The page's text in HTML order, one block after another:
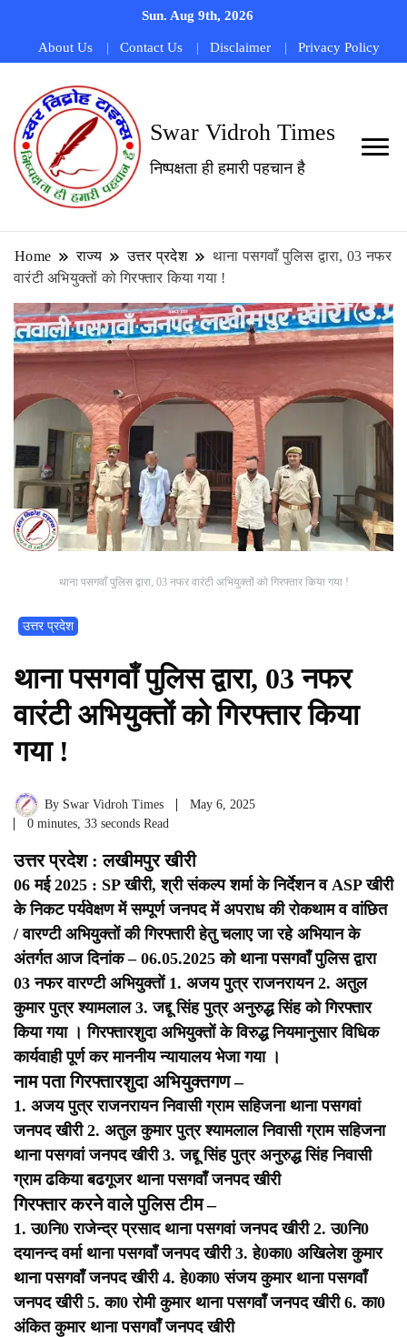
Sun. Aug 9th, 2026
About Us Contact Us Disclaimer Privacy Policy
Swar Vidroh Times
निष्पक्षता ही हमारी पहचान है
Home राज्य उत्तर प्रदेश
थाना पसगवाँ पुलिस द्वारा, 03 नफर
वारंटी अभियुक्तों को गिरफ्तार किया गया !
थाना पसगवाँ पुलिस द्वारा, 03 नफर वारंटी अभियुक्तों को गिरफ्तार किया गया !
उत्तर प्रदेश
थाना पसगवाँ पुलिस द्वारा, 03 नफर
वारंटी अभियुक्तों को गिरफ्तार किया
गया !
By Swar Vidroh Times
May 6, 2025
0 minutes, 33 seconds Read
उत्तर प्रदेश : लखीमपुर खीरी
06 मई 2025 : SP खीरी, श्री संकल्प शर्मा के निर्देशन व ASP खीरी
के निकट पर्यवेक्षण में सम्पूर्ण जनपद में अपराध की रोकथाम व वांछित
/ वारण्टी अभियुक्तों की गिरफ्तारी हेतु चलाए जा रहे अभियान के
अंतर्गत आज दिनांक – 06.05.2025 को थाना पसगवाँ पुलिस द्वारा
03 नफर वारण्टी अभियुक्तों 1. अजय पुत्र राजनरायन 2. अतुल
कुमार पुत्र श्यामलाल 3. जद्दू सिंह पुत्र अनुरुद्ध सिंह को गिरफ्तार
किया गया । गिरफ्तारशुदा अभियुक्तों के विरुद्ध नियमानुसार विधिक
कार्यवाही पूर्ण कर माननीय न्यायालय भेजा गया ।
नाम पता गिरफ्तारशुदा अभियुक्तगण –
1. अजय पुत्र राजनरायन निवासी ग्राम सहिजना थाना पसगवां
जनपद खीरी 2. अतुल कुमार पुत्र श्यामलाल निवासी ग्राम सहिजना
थाना पसगवां जनपद खीरी 3. जद्दू सिंह पुत्र अनुरुद्ध सिंह निवासी
ग्राम ढकिया बढगूजर थाना पसगवाँ जनपद खीरी
गिरफ्तार करने वाले पुलिस टीम –
1. उ0नि0 राजेन्द्र प्रसाद थाना पसगवां जनपद खीरी 2. उ0नि0
दयानन्द वर्मा थाना पसगवाँ जनपद खीरी 3. हे0का0 अखिलेश कुमार
थाना पसगवाँ जनपद खीरी 4. हे0का0 संजय कुमार थाना पसगवाँ
जनपद खीरी 5. का0 रोमी कुमार थाना पसगवाँ जनपद खीरी 6. का0
अंकित कुमार थाना पसगवाँ जनपद खीरी